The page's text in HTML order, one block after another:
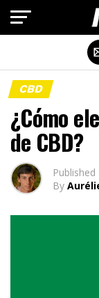
CBD
¿Cómo
de CBD?
Published
By